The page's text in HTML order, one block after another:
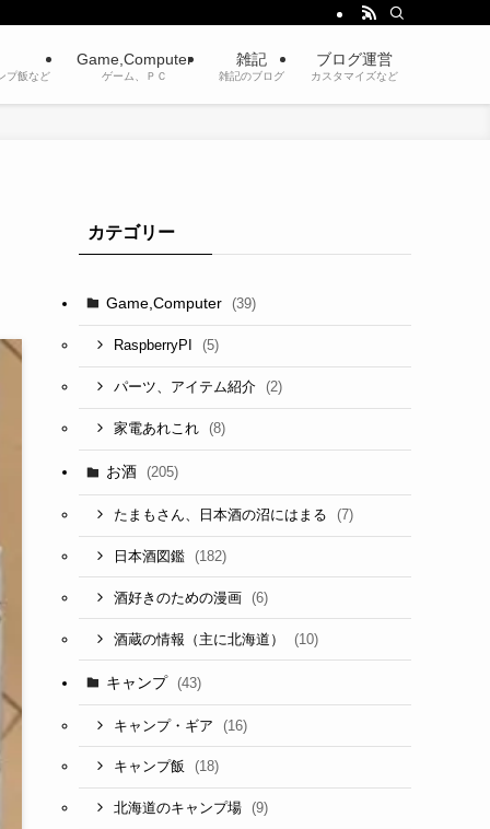
プ飯など
Game,Computer
ゲーム、ＰＣ
雑記
雑記のブログ
ブログ運営
カスタマイズなど
カテゴリー
Game,Computer (39)
RaspberryPI (5)
パーツ、アイテム紹介 (2)
家電あれこれ (8)
お酒 (205)
たまもさん、日本酒の沼にはまる (7)
日本酒図鑑 (182)
酒好きのための漫画 (6)
酒蔵の情報（主に北海道） (10)
キャンプ (43)
キャンプ・ギア (16)
キャンプ飯 (18)
北海道のキャンプ場 (9)